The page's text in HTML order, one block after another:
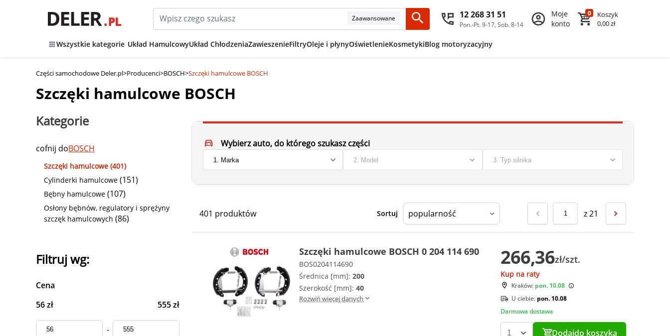
Zaawansowane 12 268 31 51
Pon.-Pt. 9-17, Sob. 8-14
Moje
konto
0
Koszyk
0,00 zł
Wszystkie kategorie Układ HamulcowyUkład ChłodzeniaZawieszenieFiltryOleje i płynyOświetlenieKosmetykiBlog motoryzacyjny
Części samochodowe Deler.pl>Producenci>BOSCH>Szczęki hamulcowe BOSCH
Szczęki hamulcowe BOSCH
Kategorie
cofnij doBOSCH
Szczęki hamulcowe (401)
Cylinderki hamulcowe (151)
Bębny hamulcowe (107)
Osłony bębnów, regulatory i sprężyny
szczęk hamulcowych (86)
Filtruj wg:
Cena
56 zł
555 zł
-
Wybierz auto, do którego szukasz części
401 produktów Sortuj z21
Szczęki hamulcowe BOSCH 0 204 114 690
BOS0204114690
Średnica [mm]: 200
Szerokość [mm]: 40
Rozwiń więcej danych
266,36zł/szt.
Kup na raty
Kraków: pon. 10.08
U ciebie: pon. 10.08
Darmowa dostawa
Dodajdo koszyka